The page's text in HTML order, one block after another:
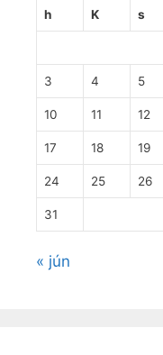
h K s
3 4 5
10 11 12
17 18 19
24 25 26
31
« jún